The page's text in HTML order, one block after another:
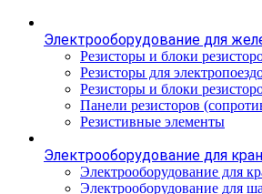
Электрооборудование для
Резисторы и блоки
Резисторы для
Резисторы и блоки
Панели резисторов
Резистивные элементы
Электрооборудование для
Электрооборудование для
Электрооборудование для